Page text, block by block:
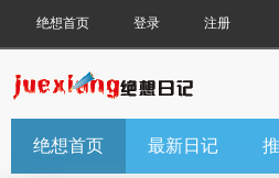
绝想首页 登录 注册
绝想首页 最新日记